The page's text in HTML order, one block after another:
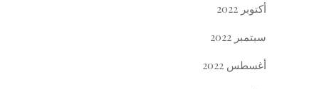
أكتوبر 2022
سبتمبر 2022
أغسطس 2022